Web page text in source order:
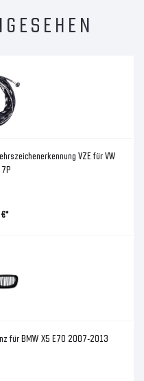
VZE für VW
für BMW X5 E70 2007-2013